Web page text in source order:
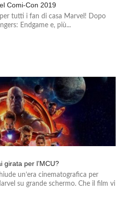
Comi-Con 2019
tutti i fan di casa Marvel! Dopo
Endgame e, più...
girata per l’MCU?
un’era cinematografica per
su grande schermo. Che il film vi